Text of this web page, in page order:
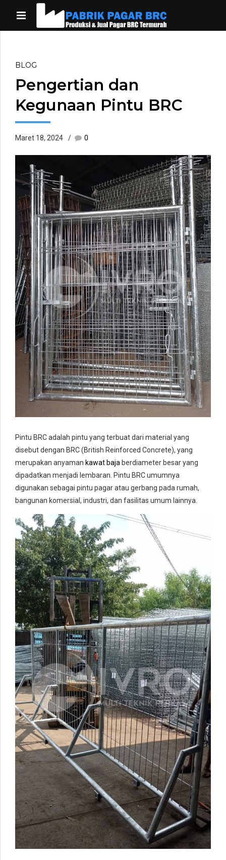
BLOG
Pengertian dan
Kegunaan Pintu BRC
Maret 18, 2024 0
Pintu BRC adalah pintu yang terbuat dari material yang
disebut dengan BRC (British Reinforced Concrete), yang
merupakan anyaman kawat baja berdiameter besar yang
dipadatkan menjadi lembaran. Pintu BRC umumnya
digunakan sebagai pintu pagar atau gerbang pada rumah,
bangunan komersial, industri, dan fasilitas umum lainnya.